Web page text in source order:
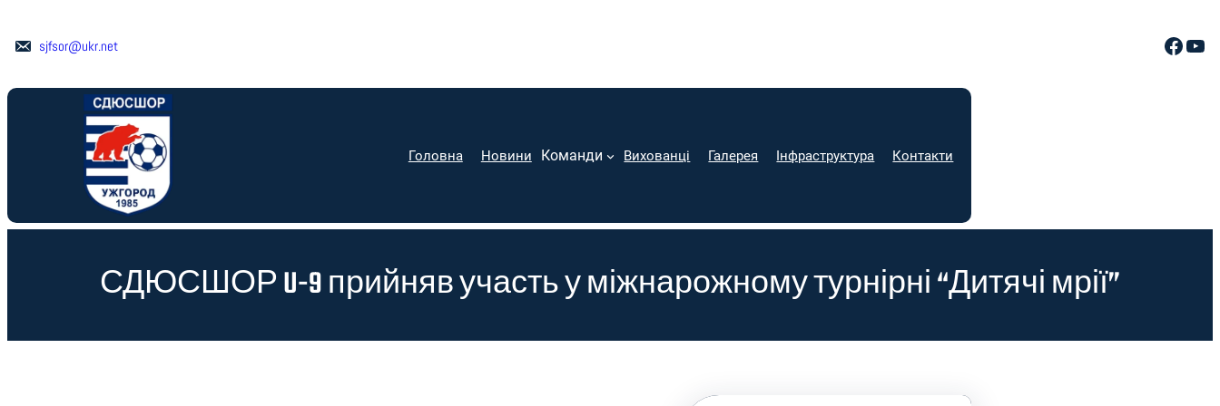
вмістуsjfsor@ukr.net Facebook YouTube
Головна Новини Команди Вихованці Галерея Інфраструктура Контакти
СДЮСШОР U-9 прийняв участь у міжнарожному турнірні “Дитячі мрії”